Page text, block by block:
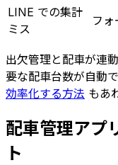
LINE での集計
ミス
フ
出欠管理と配車が連
要な配車台数が自動
効率化する方法 もあ
配車管理アプ
ト